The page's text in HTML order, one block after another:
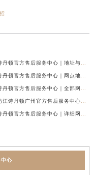
心